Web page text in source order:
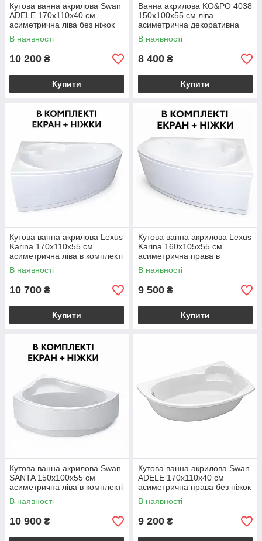
Кутова ванна акрилова Swan
ADELE 170x110х40 см
асиметрична ліва без ніжок
та екрану
В наявності
10 200 ₴
Купити
Ванна акрилова KO&PO 4038
150х100х55 см ліва
асиметрична декоративна
панель залізний каркас
залізні ніжки
В наявності
8 400 ₴
Купити
Кутова ванна акрилова Lexus
Karina 170x110х55 см
асиметрична ліва в комплекті
ніжки та екран для ванни
В наявності
10 700 ₴
Купити
Кутова ванна акрилова Lexus
Karina 160x105х55 см
асиметрична права в
комплекті ніжки та екран для
ванни
В наявності
9 500 ₴
Купити
Кутова ванна акрилова Swan
SANTA 150x100х55 см
асиметрична ліва в комплекті
ніжки та екран для ванни
В наявності
10 900 ₴
Кутова ванна акрилова Swan
ADELE 170x110х40 см
асиметрична права без ніжок
та екрану
В наявності
9 200 ₴